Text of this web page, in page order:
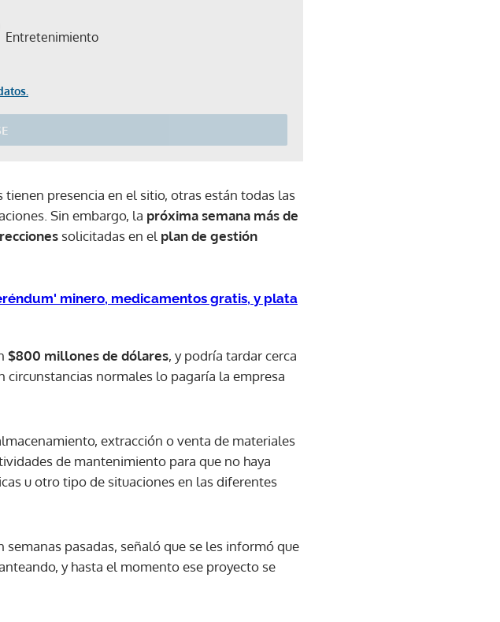
Entretenimiento
boletín.
presencia en el sitio, otras están todas las
Sin embargo, la próxima semana más de
solicitadas en el plan de gestión
minero, medicamentos gratis, y plata
$800 millones de dólares, y podría tardar cerca
normales lo pagaría la empresa
extracción o venta de materiales
de mantenimiento para que no haya
u otro tipo de situaciones en las diferentes
pasadas, señaló que se les informó que
y hasta el momento ese proyecto se